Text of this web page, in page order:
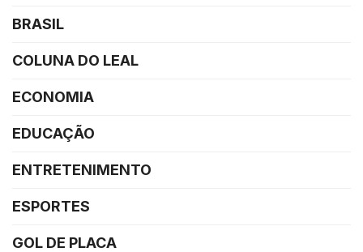
BRASIL
COLUNA DO LEAL
ECONOMIA
EDUCAÇÃO
ENTRETENIMENTO
ESPORTES
GOL DE PLACA